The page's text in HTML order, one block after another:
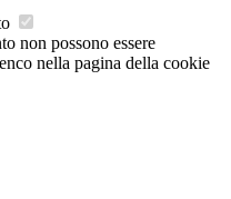
non possono essere
nella pagina della cookie